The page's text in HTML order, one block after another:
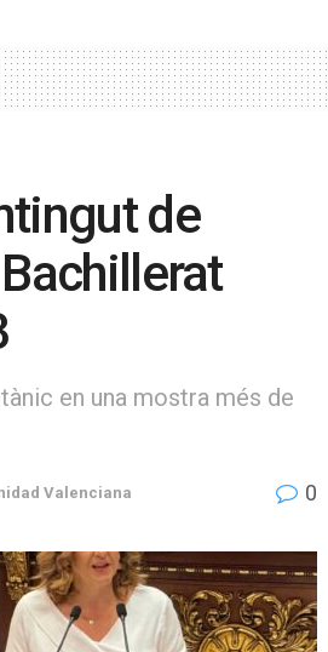
de
en una mostra més de
Valenciana 0